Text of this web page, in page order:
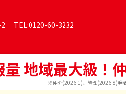
2 TEL:0120-60-3232
地域最大級！
※仲介(2026.1)、管理(2026.8)発